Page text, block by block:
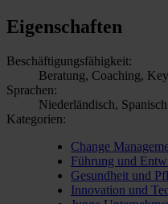
Eigenschaften
Beschäftigungsfähigkeit:
Beratung, Coaching,
Sprachen:
Niederländisch, Spanisch
Kategorien:
Change
Führung und
Gesundheit und
Innovation und